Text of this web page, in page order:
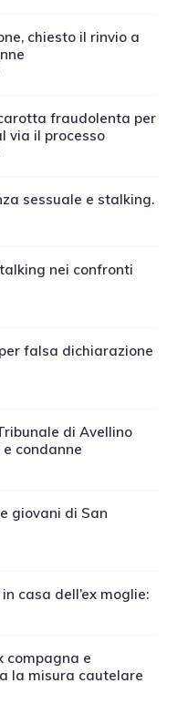
chiesto il rinvio a
fraudolenta per
via il processo
sessuale e stalking.
nei confronti
falsa dichiarazione
di Avellino
condanne
giovani di San
casa dell’ex moglie:
compagna e
la misura cautelare